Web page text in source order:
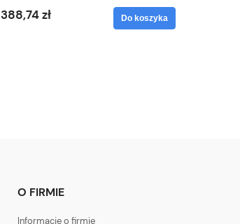
388,74 zł Do koszyka
O FIRMIE
Informacje o firmie